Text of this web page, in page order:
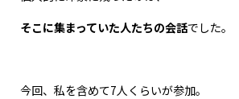
そこに集まっていた人たちの会話でした。
今回、私を含めて7人くらいが参加。